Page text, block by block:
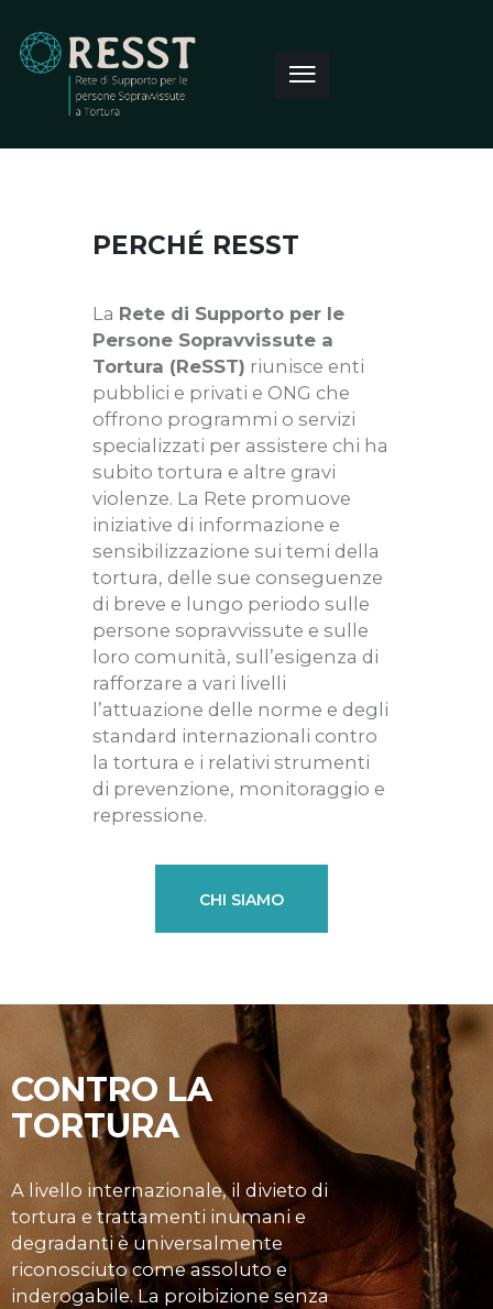
PERCHÉ RESST
La Rete di Supporto per le
Persone Sopravvissute a
Tortura (ReSST) riunisce enti
pubblici e privati e ONG che
offrono programmi o servizi
specializzati per assistere chi ha
subito tortura e altre gravi
violenze. La Rete promuove
iniziative di informazione e
sensibilizzazione sui temi della
tortura, delle sue conseguenze
di breve e lungo periodo sulle
persone sopravvissute e sulle
loro comunità, sull’esigenza di
rafforzare a vari livelli
l’attuazione delle norme e degli
standard internazionali contro
la tortura e i relativi strumenti
di prevenzione, monitoraggio e
repressione.
CHI SIAMO
CONTRO LA
TORTURA
A livello internazionale, il divieto di
tortura e trattamenti inumani e
degradanti è universalmente
riconosciuto come assoluto e
inderogabile. La proibizione senza